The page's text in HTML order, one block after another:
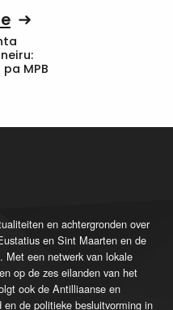
MPB
en achtergronden over
en Sint Maarten en de
Met een netwerk van lokale
op de zes eilanden van het
ook de Antilliaanse en
de politieke besluitvorming in